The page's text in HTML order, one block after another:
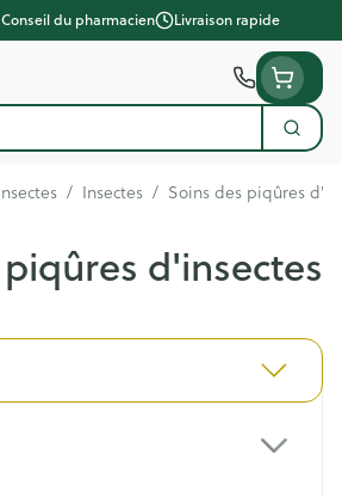
Conseil du pharmacien Livraison rapide
/ Insectes / Soins des piqûres
d'insectes